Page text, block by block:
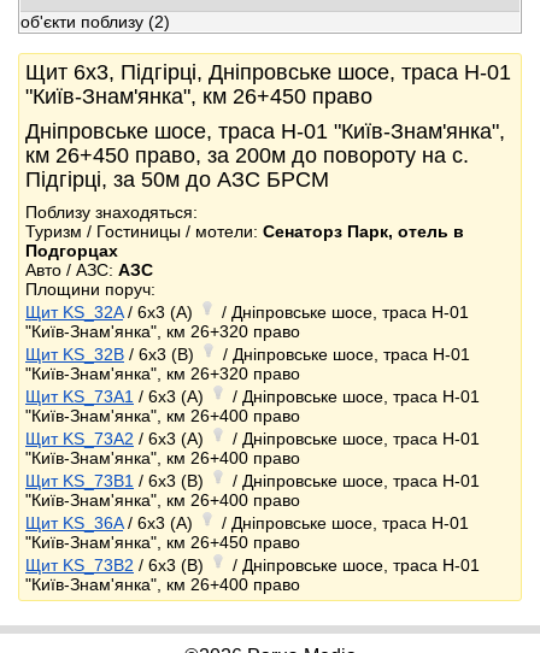
об'єкти поблизу (2)
Щит 6x3, Підгірці, Дніпровське шосе, траса Н-01
"Київ-Знам'янка", км 26+450 право
Дніпровське шосе, траса Н-01 "Київ-Знам'янка",
км 26+450 право, за 200м до повороту на с.
Підгірці, за 50м до АЗС БРСМ
Поблизу знаходяться:
Туризм / Гостиницы / мотели: Сенаторз Парк, отель в
Подгорцах
Авто / АЗС: АЗС
Площини поруч:
Щит KS_32A/ 6x3 (A)
/ Дніпровське шосе, траса Н-01
"Київ-Знам'янка", км 26+320 право
Щит KS_32B / 6x3 (B)
/ Дніпровське шосе, траса Н-01
"Київ-Знам'янка", км 26+320 право
Щит KS_73A1 / 6x3 (A)
/ Дніпровське шосе, траса Н-01
"Київ-Знам'янка", км 26+400 право
Щит KS_73A2 / 6x3 (A)
/ Дніпровське шосе, траса Н-01
"Київ-Знам'янка", км 26+400 право
Щит KS_73B1 / 6x3 (B)
/ Дніпровське шосе, траса Н-01
"Київ-Знам'янка", км 26+400 право
Щит KS_36A/ 6x3 (A)
/ Дніпровське шосе, траса Н-01
"Київ-Знам'янка", км 26+450 право
Щит KS_73B2 / 6x3 (B)
/ Дніпровське шосе, траса Н-01
"Київ-Знам'янка", км 26+400 право